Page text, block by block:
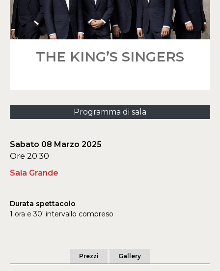
THE KING’S SINGERS
Programma di sala
Sabato 08 Marzo 2025
Ore 20:30
Sala Grande
Durata spettacolo
1 ora e 30' intervallo compreso
Prezzi Gallery